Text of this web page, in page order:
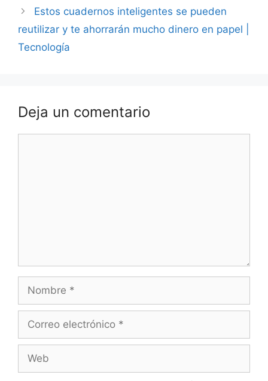
Estos cuadernos inteligentes se pueden
reutilizar y te ahorrarán mucho dinero en papel |
Tecnología
Deja un comentario
Nombre
Correo
Web